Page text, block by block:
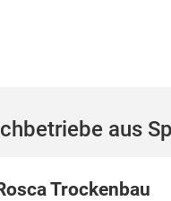
aus
Trockenbau